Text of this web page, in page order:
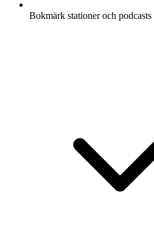
Bokmärk stationer och podcasts